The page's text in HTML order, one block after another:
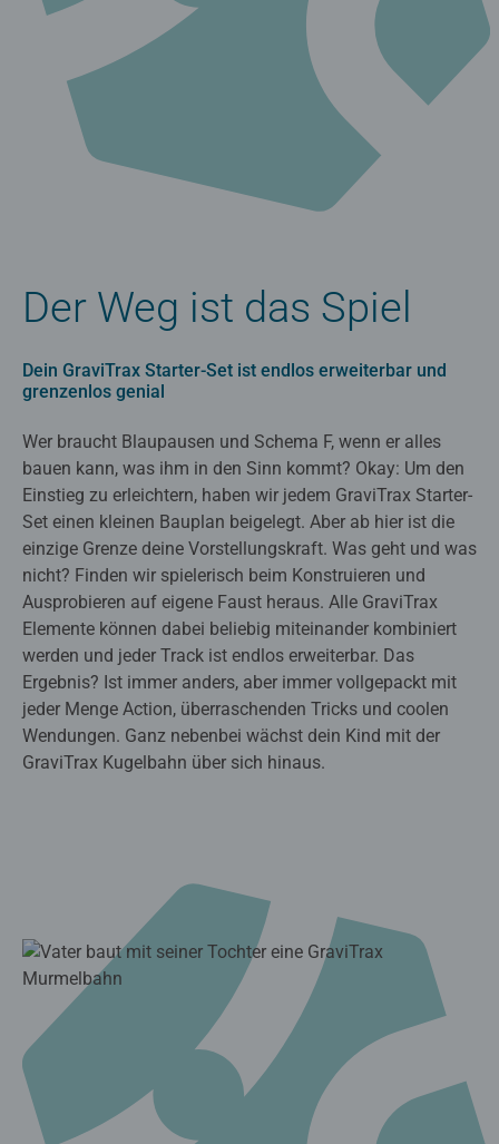
Der Weg ist das Spiel
Dein GraviTrax Starter-Set ist endlos erweiterbar und
grenzenlos genial
Wer braucht Blaupausen und Schema F, wenn er alles
bauen kann, was ihm in den Sinn kommt? Okay: Um den
Einstieg zu erleichtern, haben wir jedem GraviTrax Starter-
Set einen kleinen Bauplan beigelegt. Aber ab hier ist die
einzige Grenze deine Vorstellungskraft. Was geht und was
nicht? Finden wir spielerisch beim Konstruieren und
Ausprobieren auf eigene Faust heraus. Alle GraviTrax
Elemente können dabei beliebig miteinander kombiniert
werden und jeder Track ist endlos erweiterbar. Das
Ergebnis? Ist immer anders, aber immer vollgepackt mit
jeder Menge Action, überraschenden Tricks und coolen
Wendungen. Ganz nebenbei wächst dein Kind mit der
GraviTrax Kugelbahn über sich hinaus.